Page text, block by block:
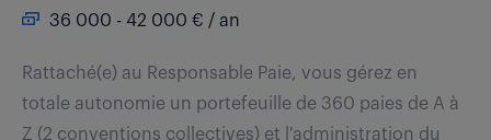
36 000 - 42 000 € / an
Rattaché(e) au Responsable Paie, vous gérez en
totale autonomie un portefeuille de 360 paies de A à
Z (2 conventions collectives) et l'administration du